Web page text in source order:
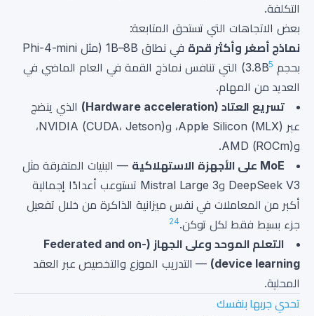
التكلفة.
بعض الاتجاهات التي تستحق المتابعة:
نماذج أصغر وأكثر قدرة
في نطاق 1B–8B (مثل Phi-4-mini
بحجم 3.8B 5
) التي تنافس نماذج القمة في العام الماضي في
العديد من المهام.
تسريع العتاد (Hardware acceleration)
الذي ينضج
عبر Apple Silicon (MLX)، وNVIDIA (CUDA، Jetson)،
وAMD (ROCm).
MoE على الأجهزة الاستهلاكية
— البنيات المتفرقة مثل
DeepSeek V3 وMistral Large 3 تستوعب أعدادًا إجمالية
أكبر من المعاملات في نفس ميزانية الذاكرة من خلال تفعيل
جزء بسيط فقط لكل توكن. 24
التعلم الموحد وعلى الجهاز (Federated and on-
device learning) — التدريب الموزع والتخصيص عبر العقد
المحلية.
تحدي جربها بنفسك